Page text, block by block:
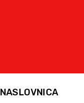
NASLOVNICA